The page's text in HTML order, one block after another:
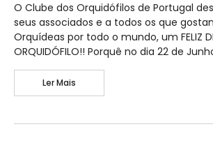
O Clube dos Orquidófilos de Portugal
seus associados e a todos os que
Orquídeas por todo o mundo, um FELIZ
ORQUIDÓFILO!! Porquê no dia 22 de
Ler Mais